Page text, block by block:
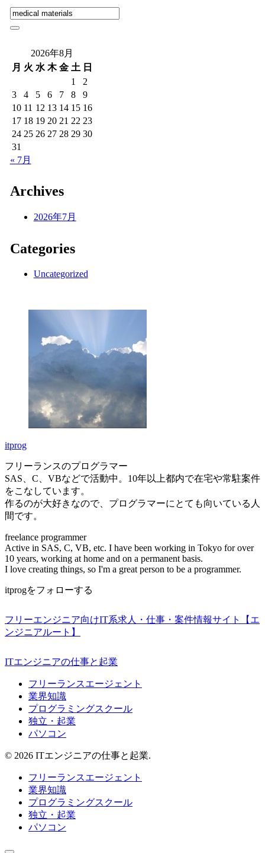
2026年8月
月 火 水 木 金 土 日
1
2
3
4 5 6 7 8
9
10 11 12 13 14 15 16
17 18 19 20 21 22 23
24 25 26 27 28 29 30
31
« 7月
Archives
2026年7月
Categories
Uncategorized
itprog
フリーランスのプログラマー
SAS、C、VBなどで活動中。10年以上都内で在宅や常駐案件
をこなしています。
作るのが大好きなので、プログラマーにとても向いている人
間です。
freelance programmer
Active in SAS, C, VB, etc. I have been working in Tokyo for over
10 years, working at home and on a permanent basis.
I love creating things, so I'm a great person to be a programmer.
itprogをフォローする
フリーエンジニア向けIT系求人・仕事・案件情報サイト【エ
ンジニアルート】
ITエンジニアの仕事と起業
フリーランスエージェント
業界知識
プログラミングスクール
独立・起業
パソコン
© 2026 ITエンジニアの仕事と起業.
フリーランスエージェント
業界知識
プログラミングスクール
独立・起業
パソコン